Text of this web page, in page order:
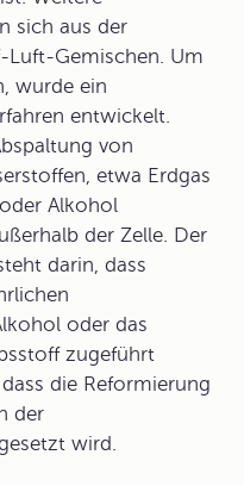
sich aus der
Luft-Gemischen. Um
wurde ein
entwickelt.
von
etwa Erdgas
Alkohol
der Zelle. Der
darin, dass
oder das
zugeführt
die Reformierung
der
wird.